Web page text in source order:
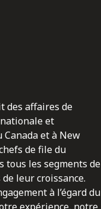
des affaires de
et
et à New
de file du
tous les segments de
leur croissance.
à l’égard du